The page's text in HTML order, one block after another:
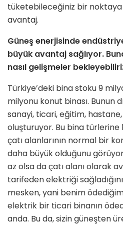
tüketebileceğiniz bir
avantaj.
Güneş enerjisinde
büyük avantaj sağlıyor.
nasıl geliş­meler
Türkiye’deki bina stoku 9
milyonu konut binası. Bunun
sa­nayi, ticari, eğitim,
oluşturuyor. Bu bina tür­lerine
çatı alanla­rının normal bir
daha büyük olduğunu
az olsa da çatı alanı olarak
tarifeden elektriği
mesken, yani benim
elektrik bir ticari binanın
anda. Bu da, sizin güneşten